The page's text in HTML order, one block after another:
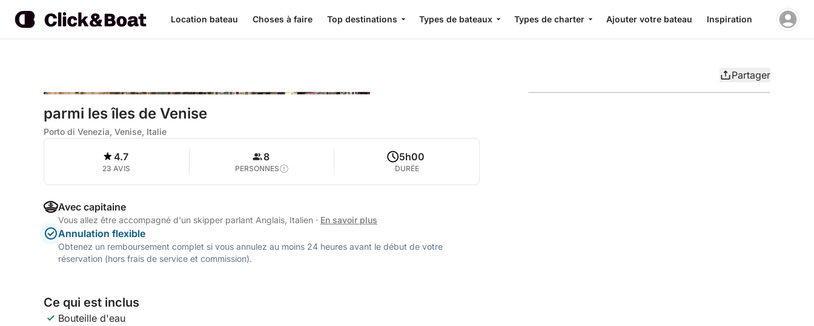
Location bateau Choses à faire Top destinations Types de bateaux Types de charter Ajouter votre bateau Inspiration
Partager
parmi les îles de Venise
Porto di Venezia, Venise, Italie
4.7
23 AVIS
8
PERSONNES
5h00
DURÉE
Avec capitaine
Vous allez être accompagné d'un skipper parlant Anglais, Italien · En savoir plus
Annulation flexible
Obtenez un remboursement complet si vous annulez au moins 24 heures avant le début de votre
réservation (hors frais de service et commission).
Ce qui est inclus
Bouteille d'eau